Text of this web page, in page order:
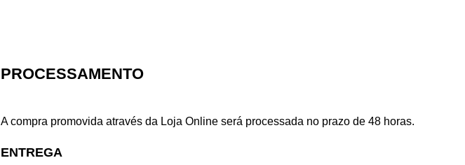
PROCESSAMENTO
A compra promovida através da Loja Online será processada no prazo de 48 horas.
ENTREGA